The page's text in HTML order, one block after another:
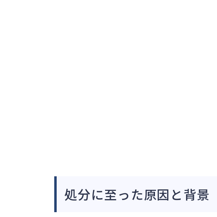
処分に至った原因と背景